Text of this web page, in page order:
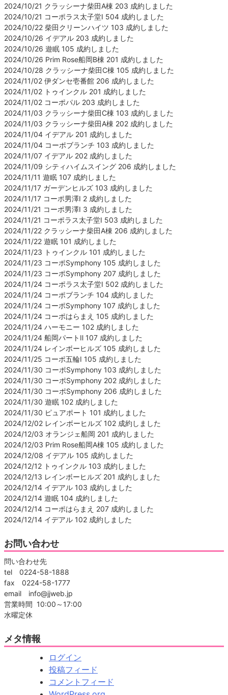
2024/10/21 クラッシーナ柴田A棟 203 成約しました
2024/10/21 コーポラス太子堂Ⅰ 504 成約しました
2024/10/22 柴田クリーンハイツ 103 成約しました
2024/10/26 イデアル 203 成約しました
2024/10/26 遊眠 105 成約しました
2024/10/26 Prim Rose船岡B棟 201 成約しました
2024/10/28 クラッシーナ柴田C棟 105 成約しました
2024/11/02 伊ダンセ壱番館 206 成約しました
2024/11/02 トゥインクル 201 成約しました
2024/11/02 コーポパル 203 成約しました
2024/11/03 クラッシーナ柴田C棟 103 成約しました
2024/11/03 クラッシーナ柴田A棟 202 成約しました
2024/11/04 イデアル 201 成約しました
2024/11/04 コーポブランチ 103 成約しました
2024/11/07 イデアル 202 成約しました
2024/11/09 シティハイムスイング 206 成約しました
2024/11/11 遊眠 107 成約しました
2024/11/17 ガーデンヒルズ 103 成約しました
2024/11/17 コーポ男澤Ⅰ 2 成約しました
2024/11/21 コーポ男澤Ⅰ 3 成約しました
2024/11/21 コーポラス太子堂Ⅰ 503 成約しました
2024/11/22 クラッシーナ柴田A棟 206 成約しました
2024/11/22 遊眠 101 成約しました
2024/11/23 トゥインクル 101 成約しました
2024/11/23 コーポSymphony 105 成約しました
2024/11/23 コーポSymphony 207 成約しました
2024/11/24 コーポラス太子堂Ⅰ 502 成約しました
2024/11/24 コーポブランチ 104 成約しました
2024/11/24 コーポSymphony 107 成約しました
2024/11/24 コーポはらまえ 105 成約しました
2024/11/24 ハーモニー 102 成約しました
2024/11/24 船岡パートⅡ 107 成約しました
2024/11/24 レインボーヒルズ 105 成約しました
2024/11/25 コーポ五輪Ⅰ 105 成約しました
2024/11/30 コーポSymphony 103 成約しました
2024/11/30 コーポSymphony 202 成約しました
2024/11/30 コーポSymphony 206 成約しました
2024/11/30 遊眠 102 成約しました
2024/11/30 ピュアポート 101 成約しました
2024/12/02 レインボーヒルズ 102 成約しました
2024/12/03 オランジェ船岡 201 成約しました
2024/12/03 Prim Rose船岡A棟 105 成約しました
2024/12/08 イデアル 105 成約しました
2024/12/12 トゥインクル 103 成約しました
2024/12/13 レインボーヒルズ 201 成約しました
2024/12/14 イデアル 103 成約しました
2024/12/14 遊眠 104 成約しました
2024/12/14 コーポはらまえ 207 成約しました
2024/12/14 イデアル 102 成約しました
お問い合わせ
問い合わせ先
tel 0224-58-1888
fax 0224-58-1777
email info@jjweb.jp
営業時間 10:00～17:00
水曜定休
メタ情報
ログイン
投稿フィード
コメントフィード